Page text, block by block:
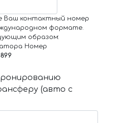
Ваш контактный номер
формате.
образом:
Номер
(авто с